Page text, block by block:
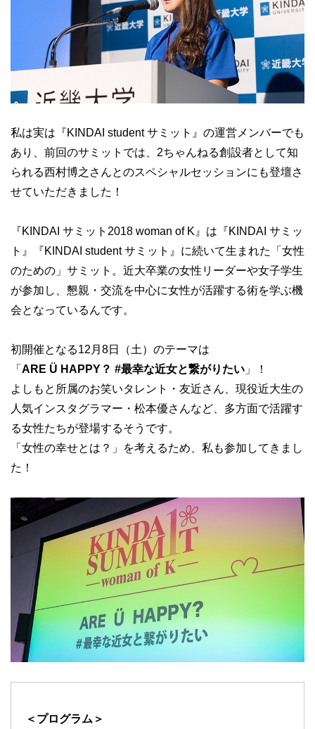
私は実は『KINDAI student サミット』の運営メンバーでも
あり、前回のサミットでは、2ちゃんねる創設者として知
られる西村博之さんとのスペシャルセッションにも登壇さ
せていただきました！
『KINDAI サミット2018 woman of K』は『KINDAI サミッ
ト』『KINDAI student サミット』に続いて生まれた「女性
のための」サミット。近大卒業の女性リーダーや女子学生
が参加し、懇親・交流を中心に女性が活躍する術を学ぶ機
会となっているんです。
初開催となる12月8日（土）のテーマは
「 ARE Ü HAPPY？ #最幸な近女と繋がりたい 」！
よしもと所属のお笑いタレント・友近さん、現役近大生の
人気インスタグラマー・松本優さんなど、多方面で活躍す
る女性たちが登場するそうです。
「女性の幸せとは？」を考えるため、私も参加してきまし
た！
＜プログラム＞